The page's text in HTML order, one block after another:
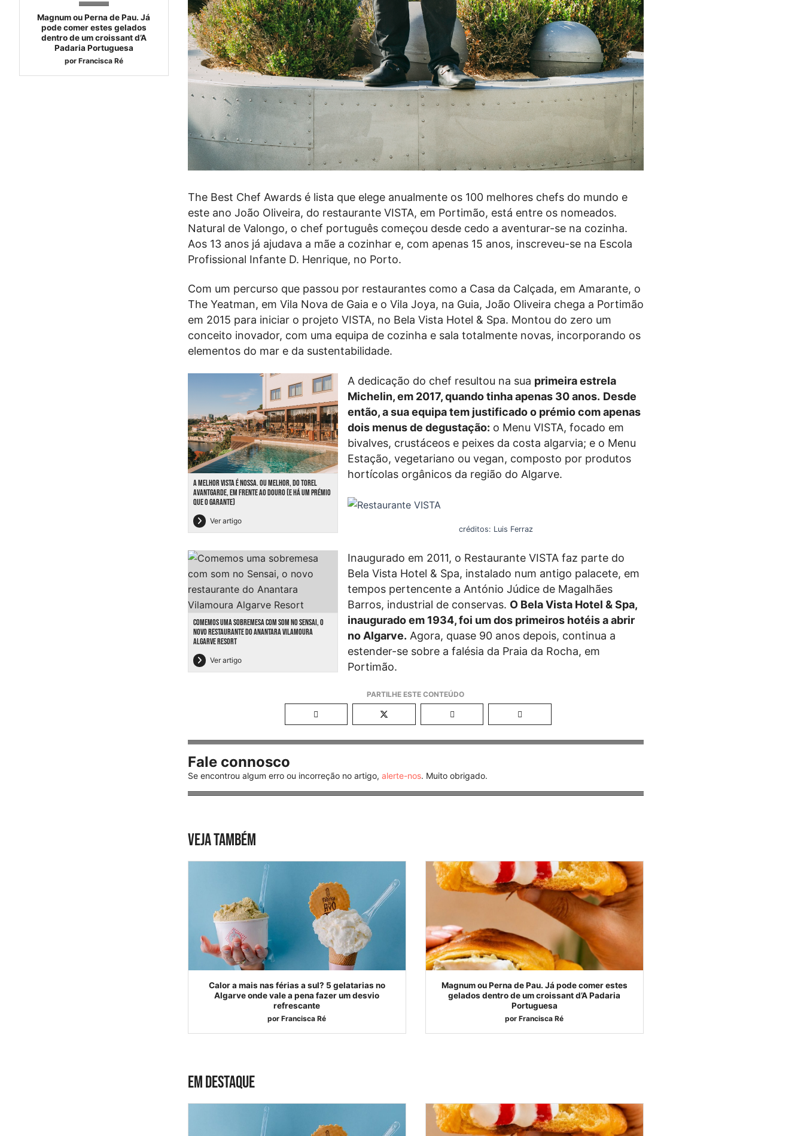
Magnum ou Perna de Pau. Já
pode comer estes gelados
dentro de um croissant d’A
Padaria Portuguesa
por Francisca Ré
The Best Chef Awards é lista que elege anualmente os 100 melhores chefs do mundo e
este ano João Oliveira, do restaurante VISTA, em Portimão, está entre os nomeados.
Natural de Valongo, o chef português começou desde cedo a aventurar-se na cozinha.
Aos 13 anos já ajudava a mãe a cozinhar e, com apenas 15 anos, inscreveu-se na Escola
Profissional Infante D. Henrique, no Porto.
Com um percurso que passou por restaurantes como a Casa da Calçada, em Amarante, o
The Yeatman, em Vila Nova de Gaia e o Vila Joya, na Guia, João Oliveira chega a Portimão
em 2015 para iniciar o projeto VISTA, no Bela Vista Hotel & Spa. Montou do zero um
conceito inovador, com uma equipa de cozinha e sala totalmente novas, incorporando os
elementos do mar e da sustentabilidade.
A MELHOR VISTA É NOSSA. OU MELHOR, DO TOREL
AVANTGARDE, EM FRENTE AO DOURO (E HÁ UM PRÉMIO
QUE O GARANTE)
Ver artigo
A dedicação do chef resultou na sua primeira estrela
Michelin, em 2017, quando tinha apenas 30 anos. Desde
então, a sua equipa tem justificado o prémio com apenas
dois menus de degustação: o Menu VISTA, focado em
bivalves, crustáceos e peixes da costa algarvia; e o Menu
Estação, vegetariano ou vegan, composto por produtos
hortícolas orgânicos da região do Algarve.
créditos: Luis Ferraz
COMEMOS UMA SOBREMESA COM SOM NO SENSAI, O
NOVO RESTAURANTE DO ANANTARA VILAMOURA
ALGARVE RESORT
Ver artigo
Inaugurado em 2011, o Restaurante VISTA faz parte do
Bela Vista Hotel & Spa, instalado num antigo palacete, em
tempos pertencente a António Júdice de Magalhães
Barros, industrial de conservas. O Bela Vista Hotel & Spa,
inaugurado em 1934,foi um dos primeiros hotéis a abrir
no Algarve. Agora, quase 90 anos depois, continua a
estender-se sobre a falésia da Praia da Rocha, em
Portimão.
Fale connosco
Se encontrou algum erro ou incorreção no artigo, alerte-nos. Muito obrigado.
VEJA TAMBÉM
Calor a mais nas férias a sul? 5 gelatarias no
Algarve onde vale a pena fazer um desvio
refrescante
por Francisca Ré
Magnum ou Perna de Pau. Já pode comer estes
gelados dentro de um croissant d’A Padaria
Portuguesa
por Francisca Ré
EM DESTAQUE